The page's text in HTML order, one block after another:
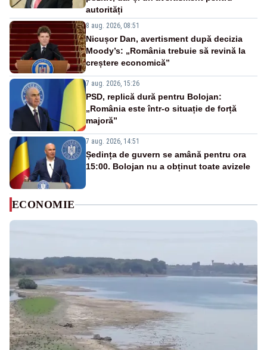
autorități
8 aug. 2026, 08:51
Nicușor Dan, avertisment după decizia
Moody’s: „România trebuie să revină la
creștere economică”
7 aug. 2026, 15:26
PSD, replică dură pentru Bolojan:
„România este într-o situație de forță
majoră”
7 aug. 2026, 14:51
Ședința de guvern se amână pentru ora
15:00. Bolojan nu a obținut toate avizele
ECONOMIE